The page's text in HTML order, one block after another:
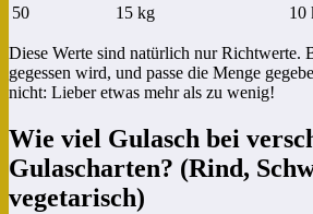
50
15 kg 10
Diese Werte sind natürlich nur Richtwerte.
gegessen wird, und passe die Menge
nicht: Lieber etwas mehr als zu wenig!
Wie viel Gulasch bei
Gulascharten? (Rind,
vegetarisch)